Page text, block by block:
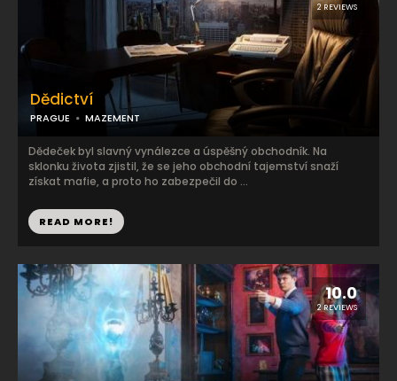
2 REVIEWS
Dědictví
PRAGUE MAZEMENT
Dědeček byl slavný vynálezce a úspěšný obchodník. Na
sklonku života zjistil, že se jeho obchodní tajemství snaží
získat mafie, a proto ho zabezpečil do ...
READ MORE!
10.0
2 REVIEWS